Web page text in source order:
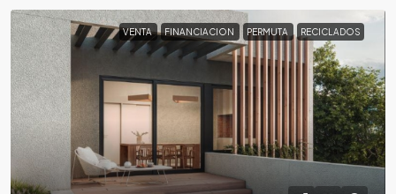
VENTA FINANCIACION PERMUTA RECICLADOS